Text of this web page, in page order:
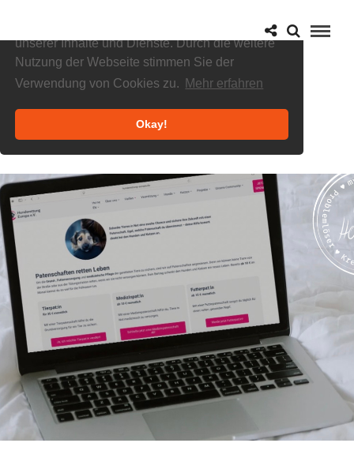
unserer Inhalte und Dienste. Durch die weitere
Nutzung der Webseite stimmen Sie der
Verwendung von Cookies zu.
Mehr erfahren
Okay!